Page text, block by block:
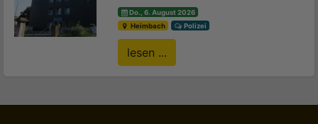
Do., 6. August 2026
Heimbach
Polizei
lesen ...